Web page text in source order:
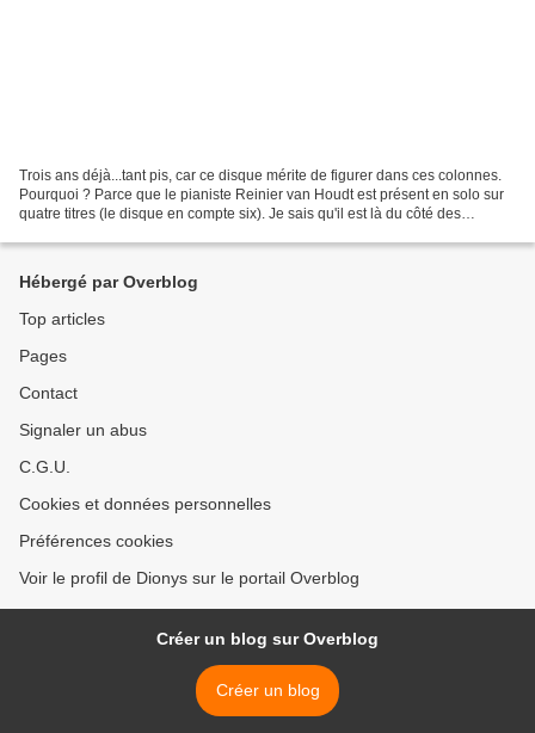
Trois ans déjà...tant pis, car ce disque mérite de figurer dans ces colonnes.
Pourquoi ? Parce que le pianiste Reinier van Houdt est présent en solo sur
quatre titres (le disque en compte six). Je sais qu'il est là du côté des
Hébergé par Overblog
Top articles
Pages
Contact
Signaler un abus
C.G.U.
Cookies et données personnelles
Préférences cookies
Voir le profil de Dionys sur le portail Overblog
Créer un blog sur Overblog
Créer un blog